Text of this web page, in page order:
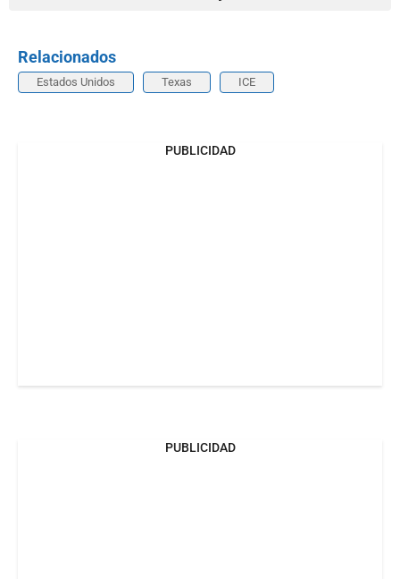
Relacionados
Estados Unidos Texas ICE
PUBLICIDAD
PUBLICIDAD